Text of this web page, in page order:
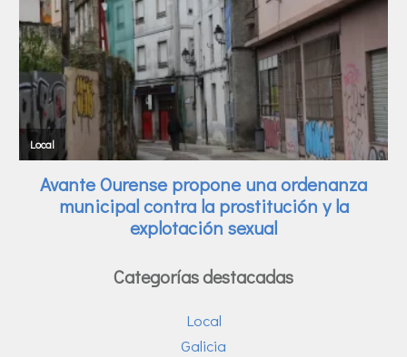
Categorías destacadas
Local
Galicia